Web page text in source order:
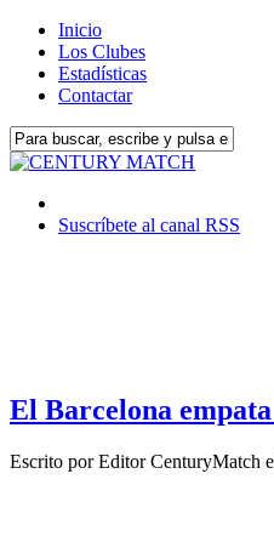
Inicio
Los Clubes
Estadísticas
Contactar
Suscríbete al canal RSS
El Barcelona
Escrito porEditor CenturyMatch